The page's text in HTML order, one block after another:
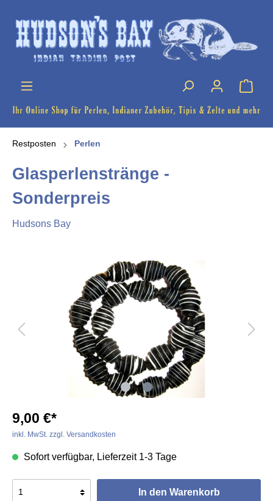
Restposten Perlen
Glasperlenstränge -
Sonderpreis
Hudsons Bay
9,00 €*
inkl. MwSt. zzgl. Versandkosten
Sofort verfügbar, Lieferzeit 1-3 Tage
In den Warenkorb